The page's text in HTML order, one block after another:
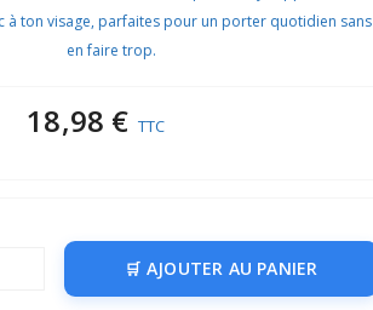
à ton visage, parfaites pour un porter quotidien sans
en faire trop.
18,98 € TTC
AJOUTER AU PANIER